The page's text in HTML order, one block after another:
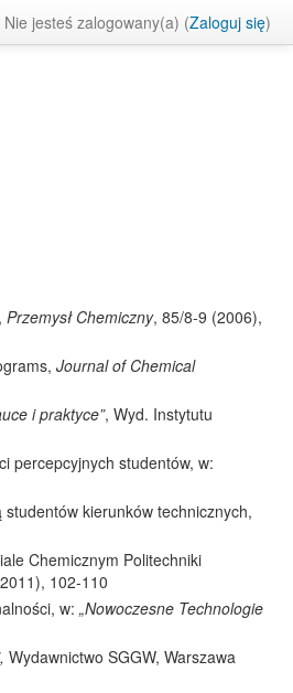
Nie jesteś zalogowany(a) (Zaloguj się)
Przemysł Chemiczny, 85/8-9 (2006),
Journal of Chemical
i praktyce”, Wyd. Instytutu
percepcyjnych studentów, w:
kierunków technicznych,
Chemicznym Politechniki
102-110
w:„Nowoczesne Technologie
Wydawnictwo SGGW, Warszawa